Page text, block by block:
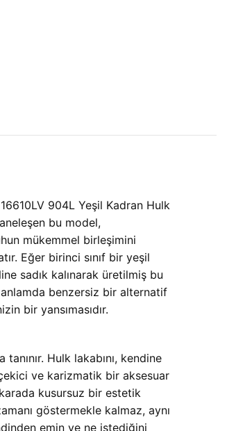
904L Yeşil Kadran Hulk
bu model,
mükemmel birleşimini
Eğer birinci sınıf bir yeşil
sadık kalınarak üretilmiş bu
benzersiz bir alternatif
bir yansımasıdır.
Hulk lakabını, kendine
çekici ve karizmatik bir aksesuar
kusursuz bir estetik
göstermekle kalmaz, aynı
emin ve ne istediğini